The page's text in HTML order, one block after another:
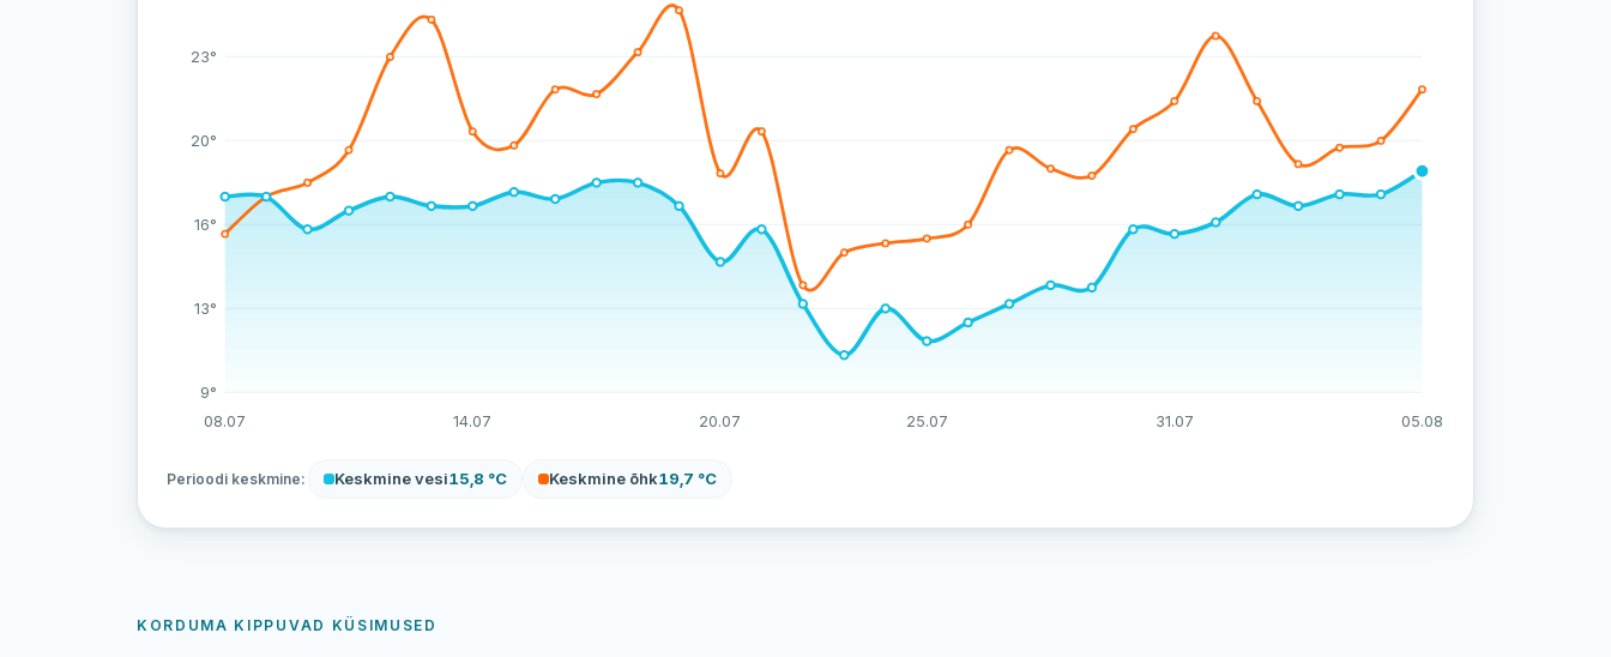
9°
13°
16°
20°
23°
08.07 14.07 20.07 25.07 31.07 05.08
Perioodi keskmine: Keskmine vesi15,8 °C Keskmine õhk19,7 °C
KORDUMA KIPPUVAD KÜSIMUSED